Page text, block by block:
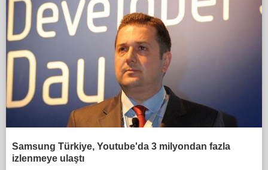
Samsung Türkiye, Youtube'da 3 milyondan fazla
izlenmeye ulaştı